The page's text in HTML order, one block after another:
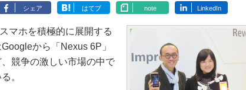
シェア はてブ note LinkedIn
マホを積極的に展開する
から「Nexus 6P」
競争の激しい市場の中で
。